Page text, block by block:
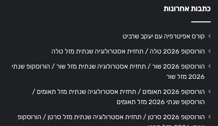
כתבות אחרונות
קורס אפיטרפיה עם יעקב שרביט
הורוסקופ 2026 טלה / תחזית אסטרולוגיה שנתית מזל טלה
הורוסקופ 2026 שור / תחזית אסטרולוגיה שנתית מזל שור / הורוסקופ שנתי
2026 מזל שור
הורוסקופ 2026 תאומים / תחזית אסטרולוגיה שנתית מזל תאומים /
הורוסקופ שנתי 2026 מזל תאומים
הורוסקופ 2026 סרטן / תחזית אסטרולוגיה שנתית מזל סרטן / הורוסקופ